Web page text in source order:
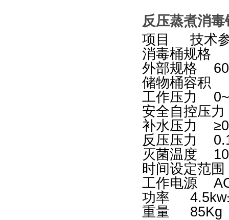
反压蒸煮消
项目 技术
消毒桶规
外部规格
储物桶容
工作压力
安全自控压
补水压力
反压压力
灭菌温度
时间设定范
工作电源
功率
重量